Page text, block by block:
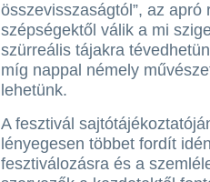
összevisszaságtól”, az
szépségektől válik a mi
szürreális tájakra
míg nappal némely
lehetünk.
A fesztivál
lényegesen többet fordít
fesztiválozásra és a